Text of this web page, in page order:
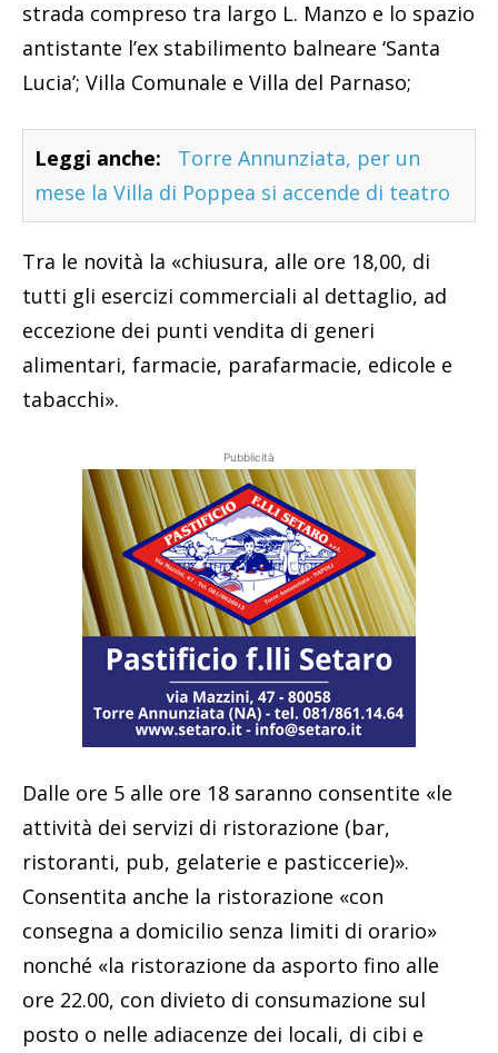
strada compreso tra largo L. Manzo e lo spazio
antistante l’ex stabilimento balneare ‘Santa
Lucia’; Villa Comunale e Villa del Parnaso;
Leggi anche:
Torre Annunziata, per un
mese la Villa di Poppea si accende di teatro
Tra le novità la «chiusura, alle ore 18,00, di
tutti gli esercizi commerciali al dettaglio, ad
eccezione dei punti vendita di generi
alimentari, farmacie, parafarmacie, edicole e
tabacchi».
Pubblicità
Dalle ore 5 alle ore 18 saranno consentite «le
attività dei servizi di ristorazione (bar,
ristoranti, pub, gelaterie e pasticcerie)».
Consentita anche la ristorazione «con
consegna a domicilio senza limiti di orario»
nonché «la ristorazione da asporto fino alle
ore 22.00, con divieto di consumazione sul
posto o nelle adiacenze dei locali, di cibi e